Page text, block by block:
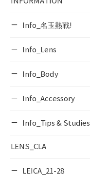
Info_名玉熱戰!
Info_Lens
Info_Body
Info_Accessory
Info_Tips & Studies
LENS_CLA
LEICA_21-28